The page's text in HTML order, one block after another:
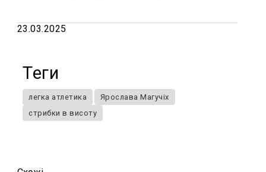
23.03.2025
Теги
легка атлетика
Ярослава Магучіх
стрибки в висоту